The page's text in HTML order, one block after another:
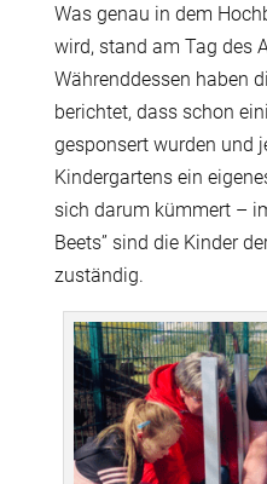
Was genau in dem
wird, stand am Tag des
Währenddessen haben
berichtet, dass schon
gesponsert wurden und
Kindergartens ein
sich darum kümmert –
Beets” sind die Kinder
zuständig.